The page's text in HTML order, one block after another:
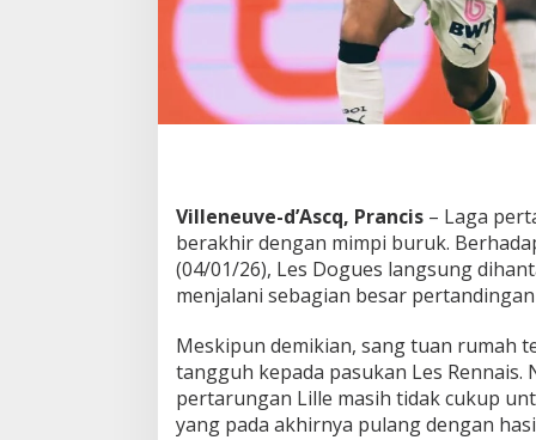
R
e
n
e
s
T
i
g
a
o
i
n
D
a
Villeneuve-d’Ascq, Prancis – Laga
berakhir dengan mimpi buruk.
(04/01/26), Les Dogues langsung
menjalani sebagian besar
Meskipun demikian, sang tuan rumah
tangguh kepada pasukan Les Rennais.
pertarungan Lille masih tidak cukup
yang pada akhirnya pulang dengan